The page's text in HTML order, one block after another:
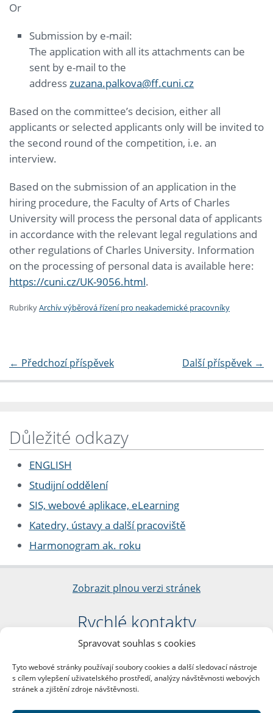
Spravovat souhlas s cookies
Tyto webové stránky používají soubory cookies a další sledovací nástroje
s cílem vylepšení uživatelského prostředí, analýzy návštěvnosti webových
stránek a zjištění zdroje návštěvnosti.
Or
Submission by e-mail:
The application with all its attachments can be
sent by e-mail to the
addresszuzana.palkova@ff.cuni.cz
Based on the committee’s decision, either all
applicants or selected applicants only will be invited to
the second round of the competition, i.e. an
interview.
Based on the submission of an application in the
hiring procedure, the Faculty of Arts of Charles
University will process the personal data of applicants
in accordance with the relevant legal regulations and
other regulations of Charles University. Information
on the processing of personal data is available here:
https://cuni.cz/UK-9056.html.
RubrikyArchív výběrová řízení pro neakademické pracovníky
← Předchozí příspěvek Další příspěvek →
Důležité odkazy
ENGLISH
Studijní oddělení
SIS, webové aplikace, eLearning
Katedry, ústavy a další pracoviště
Harmonogram ak. roku
Zobrazit plnou verzi stránek
Rychlé kontakty
Filozofická fakulta
nám. Jana Palacha 1/2
116 38 Praha 1